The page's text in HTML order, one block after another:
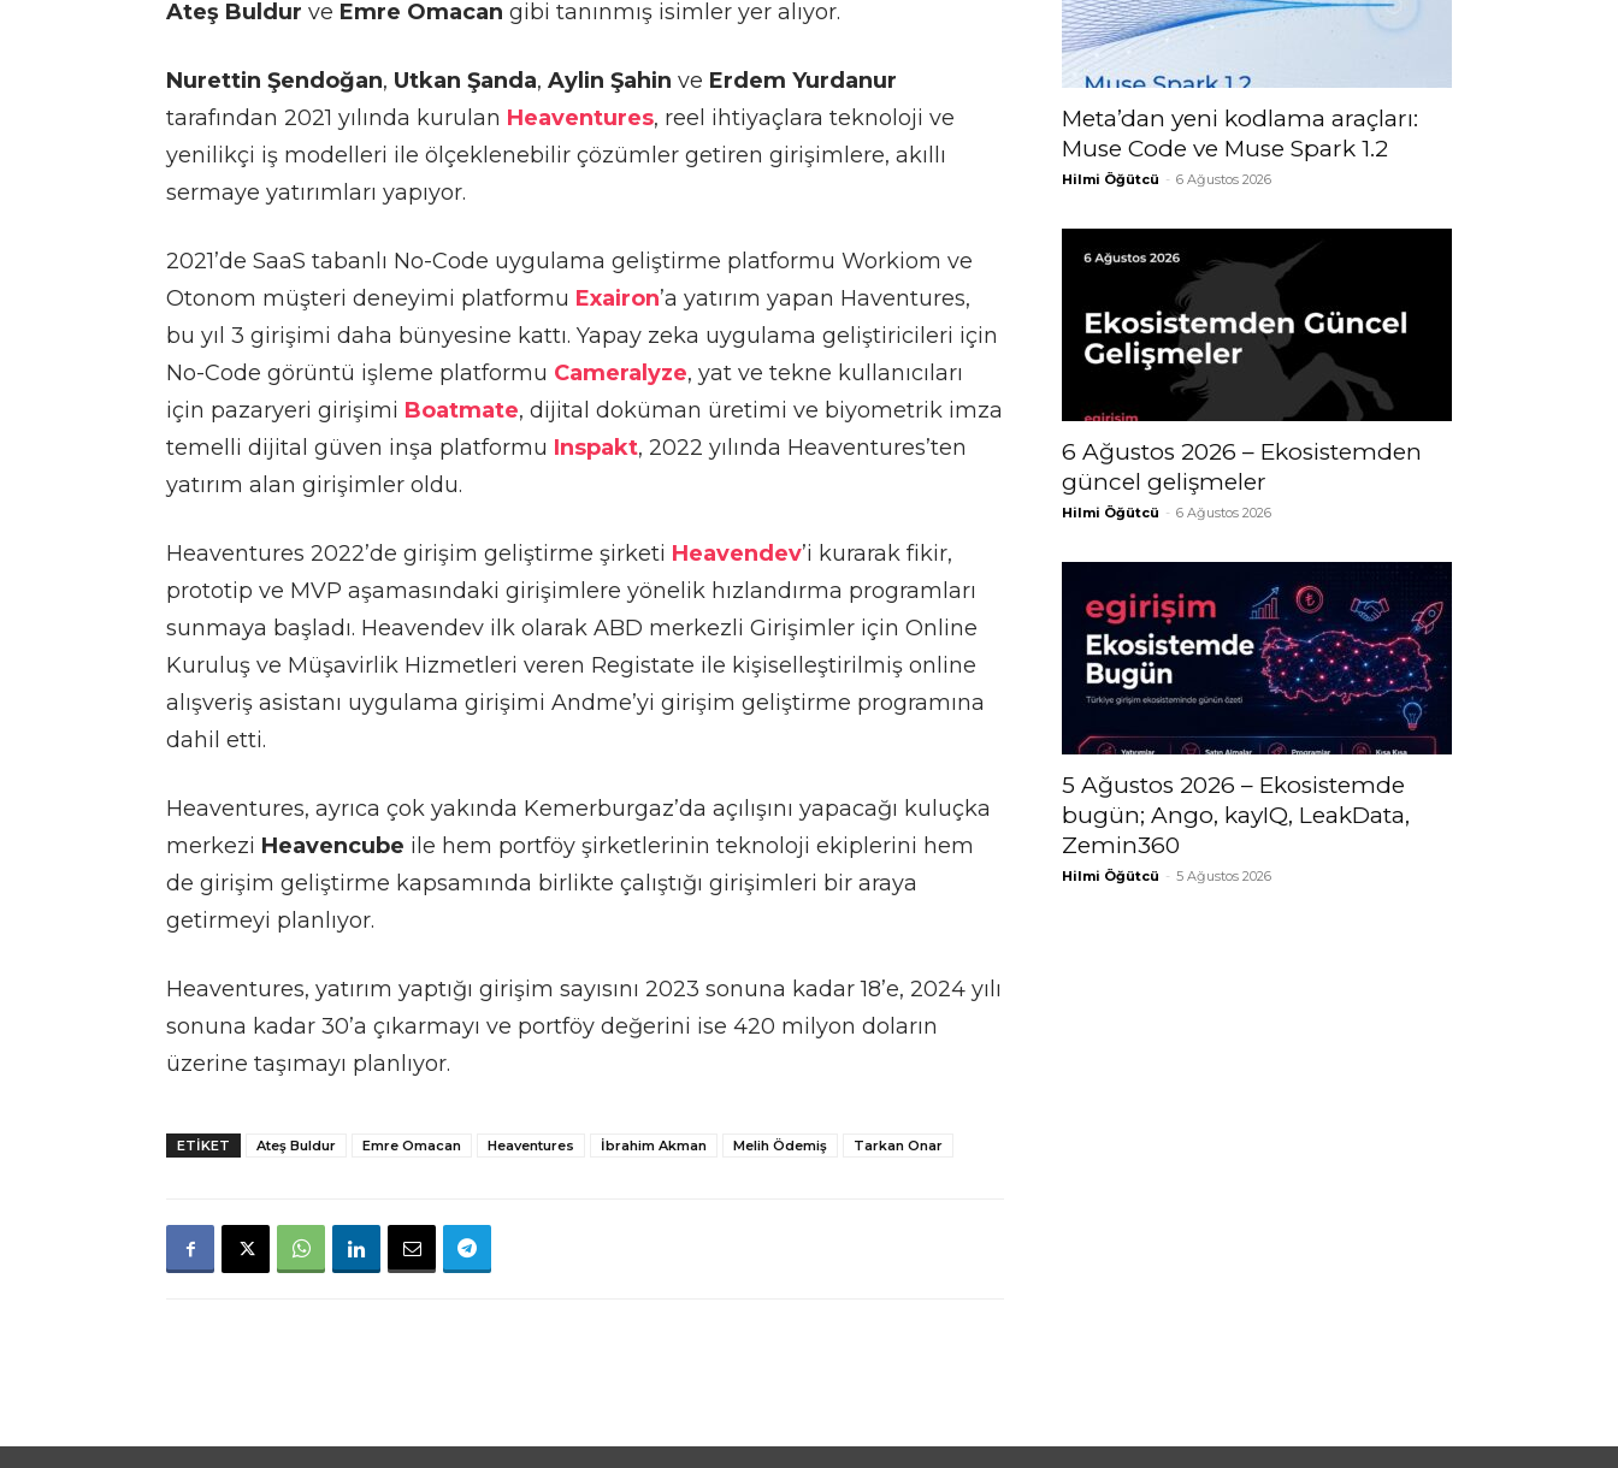
Ateş Buldur ve Emre Omacan gibi tanınmış isimler yer alıyor.
Nurettin Şendoğan, Utkan Şanda, Aylin Şahin ve Erdem Yurdanur
tarafından 2021 yılında kurulan Heaventures, reel ihtiyaçlara teknoloji ve
yenilikçi iş modelleri ile ölçeklenebilir çözümler getiren girişimlere, akıllı
sermaye yatırımları yapıyor.
2021’de SaaS tabanlı No-Code uygulama geliştirme platformu Workiom ve
Otonom müşteri deneyimi platformu Exairon’a yatırım yapan Haventures,
bu yıl 3 girişimi daha bünyesine kattı. Yapay zeka uygulama geliştiricileri için
No-Code görüntü işleme platformu Cameralyze, yat ve tekne kullanıcıları
için pazaryeri girişimi Boatmate, dijital doküman üretimi ve biyometrik imza
temelli dijital güven inşa platformu Inspakt, 2022 yılında Heaventures’ten
yatırım alan girişimler oldu.
Heaventures 2022’de girişim geliştirme şirketi Heavendev’i kurarak fikir,
prototip ve MVP aşamasındaki girişimlere yönelik hızlandırma programları
sunmaya başladı. Heavendev ilk olarak ABD merkezli Girişimler için Online
Kuruluş ve Müşavirlik Hizmetleri veren Registate ile kişiselleştirilmiş online
alışveriş asistanı uygulama girişimi Andme’yi girişim geliştirme programına
dahil etti.
Heaventures, ayrıca çok yakında Kemerburgaz’da açılışını yapacağı kuluçka
merkezi Heavencube ile hem portföy şirketlerinin teknoloji ekiplerini hem
de girişim geliştirme kapsamında birlikte çalıştığı girişimleri bir araya
getirmeyi planlıyor.
Heaventures, yatırım yaptığı girişim sayısını 2023 sonuna kadar 18’e, 2024 yılı
sonuna kadar 30’a çıkarmayı ve portföy değerini ise 420 milyon doların
üzerine taşımayı planlıyor.
ETIKET Ateş Buldur Emre Omacan Heaventures İbrahim Akman Melih Ödemiş Tarkan Onar
Meta’dan yeni kodlama araçları:
Muse Code ve Muse Spark 1.2
Hilmi Öğütcü - 6 Ağustos 2026
6 Ağustos 2026 – Ekosistemden
güncel gelişmeler
Hilmi Öğütcü - 6 Ağustos 2026
5 Ağustos 2026 – Ekosistemde
bugün; Ango, kayIQ, LeakData,
Zemin360
Hilmi Öğütcü - 5 Ağustos 2026